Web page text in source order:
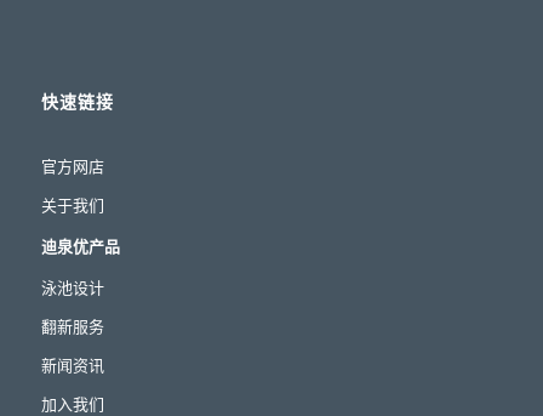
快速链接
官方网店
关于我们
迪泉优产品
泳池设计
翻新服务
新闻资讯
加入我们